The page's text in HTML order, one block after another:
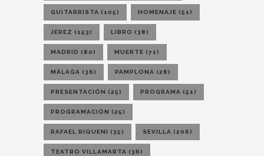
GUITARRISTA (105) HOMENAJE (51)
JEREZ (153) LIBRO (38)
MADRID (80) MUERTE (71)
MÁLAGA (36) PAMPLONA (28)
PRESENTACIÓN (25) PROGRAMA (51)
PROGRAMACIÓN (25)
RAFAEL RIQUENI (35) SEVILLA (206)
TEATRO VILLAMARTA (36)